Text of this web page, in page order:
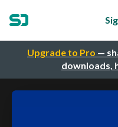
Upgrade to Pro —
downloads,